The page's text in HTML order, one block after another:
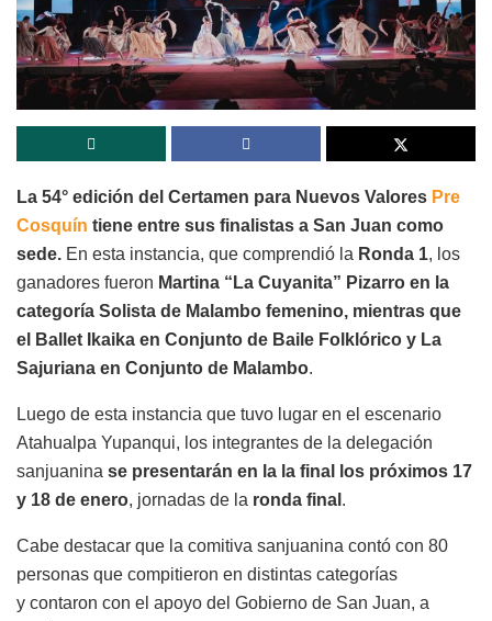
La 54° edición del Certamen para Nuevos Valores Pre
Cosquín tiene entre sus finalistas a San Juan como
sede. En esta instancia, que comprendió la Ronda 1, los
ganadores fueron Martina “La Cuyanita” Pizarro en la
categoría Solista de Malambo femenino, mientras que
el Ballet Ikaika en Conjunto de Baile Folklórico y La
Sajuriana en Conjunto de Malambo.
Luego de esta instancia que tuvo lugar en el escenario
Atahualpa Yupanqui, los integrantes de la delegación
sanjuanina se presentarán en la la final los próximos 17
y 18 de enero, jornadas de la ronda final .
Cabe destacar que la comitiva sanjuanina contó con 80
personas que compitieron en distintas categorías
y contaron con el apoyo del Gobierno de San Juan, a